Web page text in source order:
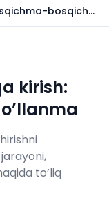
bosqich
kirish:
to’liq